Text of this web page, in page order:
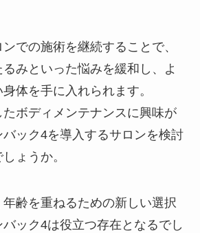
での施術を継続することで、
みといった悩みを緩和し、よ
体を手に入れられます。
ボディメンテナンスに興味が
ック4を導入するサロンを検討
ょうか。
齢を重ねるための新しい選択
ック4は役立つ存在となるでし